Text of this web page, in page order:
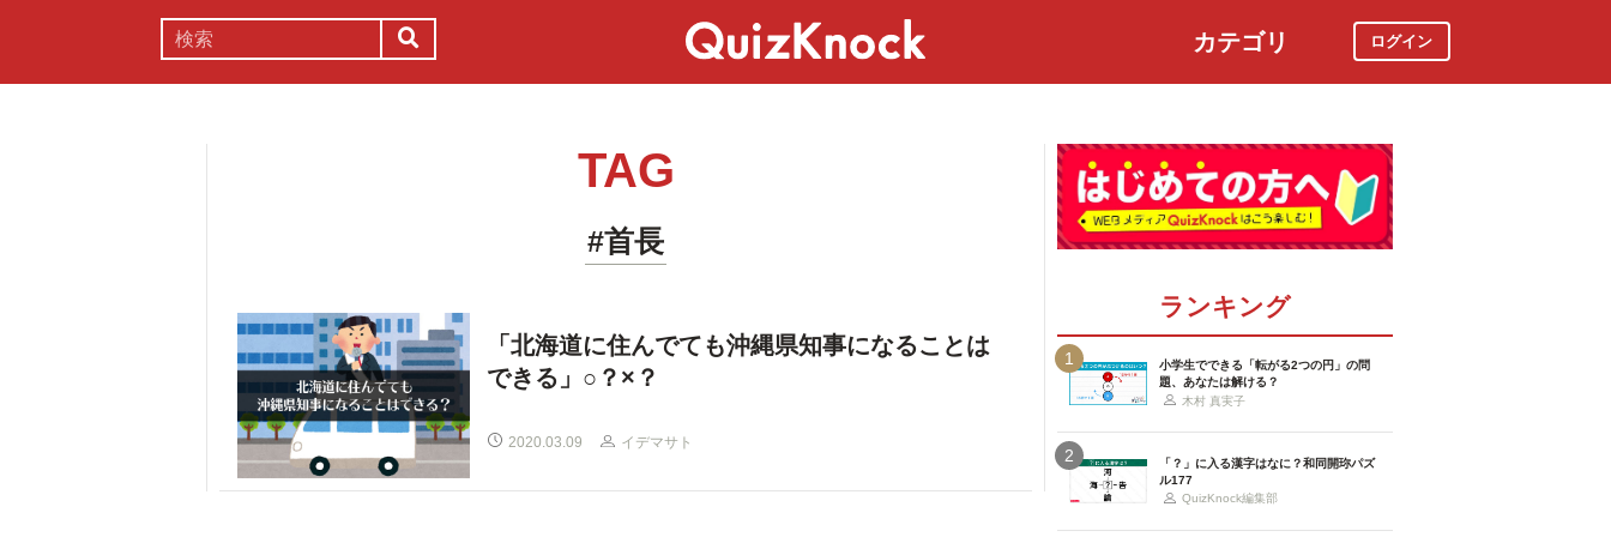
カテゴリ ログイン
TAG
#首長
「北海道に住んでても沖縄県知事になることは
できる」○？×？
2020.03.09 イデマサト
ランキング
1
小学生でできる「転がる2つの円」の問
題、あなたは解ける？
木村 真実子
2
「？」に入る漢字はなに？和同開珎パズ
ル177
QuizKnock編集部